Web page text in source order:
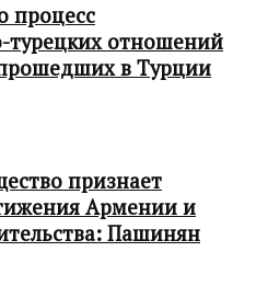
процесс
отношений
в Турции
признает
Армении и
Пашинян